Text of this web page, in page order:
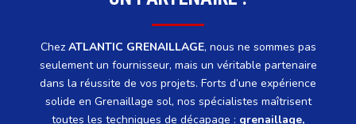
Chez ATLANTIC GRENAILLAGE, nous ne sommes pas
seulement un fournisseur, mais un véritable partenaire
dans la réussite de vos projets. Forts d’une expérience
solide en Grenaillage sol, nos spécialistes maîtrisent
toutes les techniques de décapage : grenaillage,